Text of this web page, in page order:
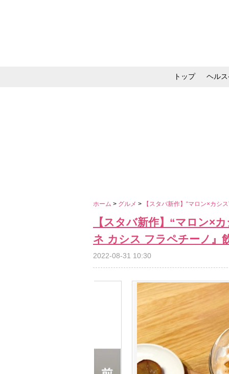
トップ ヘル
ホーム > グルメ > 【スタバ新作】“マロン×カシ
【スタバ新作】“マロン×
ネ カシス フラペチーノ』
2022-08-31 10:30